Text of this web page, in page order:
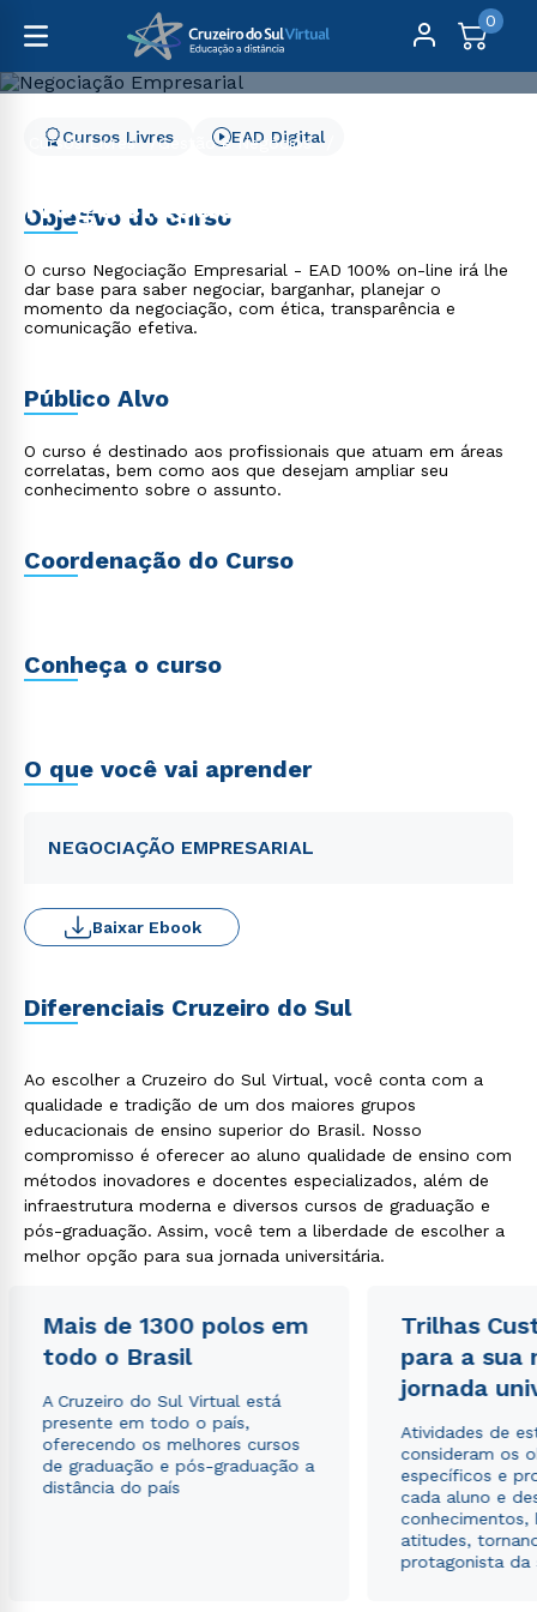
0
Cursos Livres
Gestão e Negócios
Negociação Empresarial
Cursos Livres EAD Digital
Objetivo do curso
O curso Negociação Empresarial - EAD 100% on-line irá lhe
dar base para saber negociar, barganhar, planejar o
momento da negociação, com ética, transparência e
comunicação efetiva.
Público Alvo
O curso é destinado aos profissionais que atuam em áreas
correlatas, bem como aos que desejam ampliar seu
conhecimento sobre o assunto.
Coordenação do Curso
Conheça o curso
O que você vai aprender
NEGOCIAÇÃO EMPRESARIAL
Baixar Ebook
Diferenciais Cruzeiro do Sul
Ao escolher a Cruzeiro do Sul Virtual, você conta com a
qualidade e tradição de um dos maiores grupos
educacionais de ensino superior do Brasil. Nosso
compromisso é oferecer ao aluno qualidade de ensino com
métodos inovadores e docentes especializados, além de
infraestrutura moderna e diversos cursos de graduação e
pós-graduação. Assim, você tem a liberdade de escolher a
melhor opção para sua jornada universitária.
Mais de 1300 polos em
todo o Brasil
A Cruzeiro do Sul Virtual está
presente em todo o país,
oferecendo os melhores cursos
de graduação e pós-graduação a
distância do país
Trilhas
para a sua
jornada
Atividades de
consideram os
específicos e
cada aluno e
conhecimentos,
atitudes,
protagonista da